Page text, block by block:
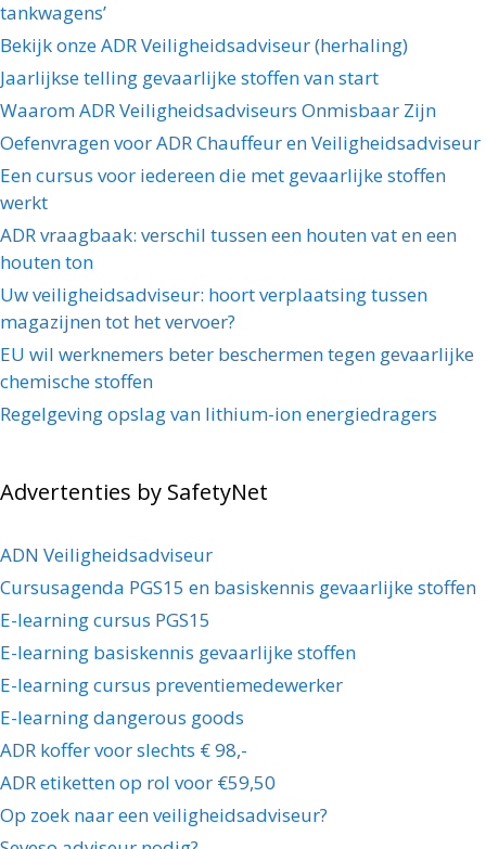
tankwagens’
Bekijk onze ADR Veiligheidsadviseur (herhaling)
Jaarlijkse telling gevaarlijke stoffen van start
Waarom ADR Veiligheidsadviseurs Onmisbaar Zijn
Oefenvragen voor ADR Chauffeur en Veiligheidsadviseur
Een cursus voor iedereen die met gevaarlijke stoffen
werkt
ADR vraagbaak: verschil tussen een houten vat en een
houten ton
Uw veiligheidsadviseur: hoort verplaatsing tussen
magazijnen tot het vervoer?
EU wil werknemers beter beschermen tegen gevaarlijke
chemische stoffen
Regelgeving opslag van lithium-ion energiedragers
Advertenties by SafetyNet
ADN Veiligheidsadviseur
Cursusagenda PGS15 en basiskennis gevaarlijke stoffen
E-learning cursus PGS15
E-learning basiskennis gevaarlijke stoffen
E-learning cursus preventiemedewerker
E-learning dangerous goods
ADR koffer voor slechts € 98,-
ADR etiketten op rol voor €59,50
Op zoek naar een veiligheidsadviseur?